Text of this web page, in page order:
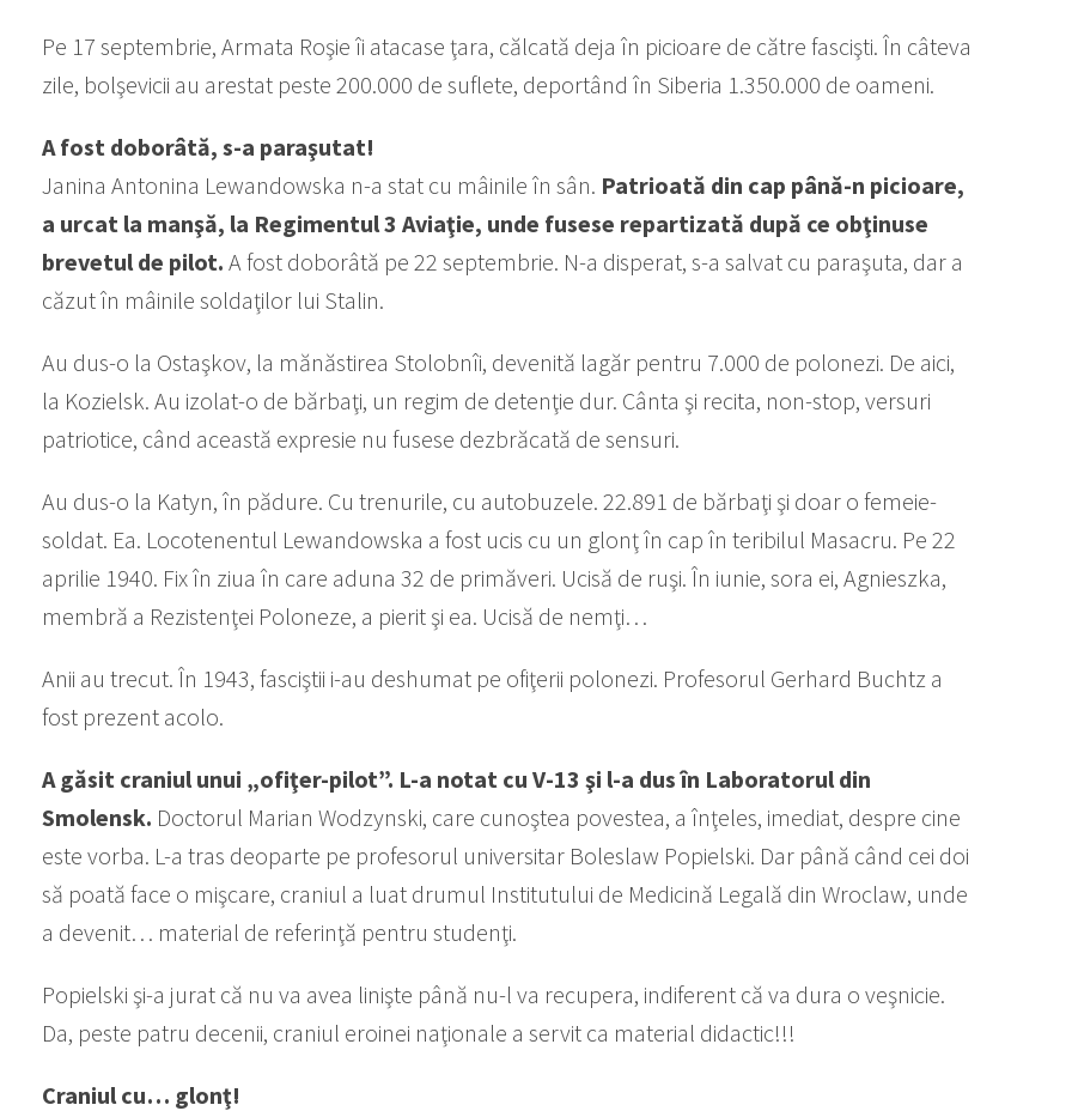
Pe 17 septembrie, Armata Roşie îi atacase ţara, călcată deja în picioare de către fascişti. În câteva
zile, bolşevicii au arestat peste 200.000 de suflete, deportând în Siberia 1.350.000 de oameni.
A fost doborâtă, s-a paraşutat!
Janina Antonina Lewandowska n-a stat cu mâinile în sân. Patrioată din cap până-n picioare,
a urcat la manşă, la Regimentul 3 Aviaţie, unde fusese repartizată după ce obţinuse
brevetul de pilot. A fost doborâtă pe 22 septembrie. N-a disperat, s-a salvat cu paraşuta, dar a
căzut în mâinile soldaţilor lui Stalin.
Au dus-o la Ostaşkov, la mănăstirea Stolobnîi, devenită lagăr pentru 7.000 de polonezi. De aici,
la Kozielsk. Au izolat-o de bărbaţi, un regim de detenţie dur. Cânta şi recita, non-stop, versuri
patriotice, când această expresie nu fusese dezbrăcată de sensuri.
Au dus-o la Katyn, în pădure. Cu trenurile, cu autobuzele. 22.891 de bărbaţi şi doar o femeie-
soldat. Ea. Locotenentul Lewandowska a fost ucis cu un glonţ în cap în teribilul Masacru. Pe 22
aprilie 1940. Fix în ziua în care aduna 32 de primăveri. Ucisă de ruşi. În iunie, sora ei, Agnieszka,
membră a Rezistenţei Poloneze, a pierit şi ea. Ucisă de nemţi…
Anii au trecut. În 1943, fasciştii i-au deshumat pe ofiţerii polonezi. Profesorul Gerhard Buchtz a
fost prezent acolo.
A găsit craniul unui „ofiţer-pilot”. L-a notat cu V-13 şi l-a dus în Laboratorul din
Smolensk. Doctorul Marian Wodzynski, care cunoştea povestea, a înţeles, imediat, despre cine
este vorba. L-a tras deoparte pe profesorul universitar Boleslaw Popielski. Dar până când cei doi
să poată face o mişcare, craniul a luat drumul Institutului de Medicină Legală din Wroclaw, unde
a devenit… material de referinţă pentru studenţi.
Popielski şi-a jurat că nu va avea linişte până nu-l va recupera, indiferent că va dura o veşnicie.
Da, peste patru decenii, craniul eroinei naţionale a servit ca material didactic!!!
Craniul cu… glonţ!